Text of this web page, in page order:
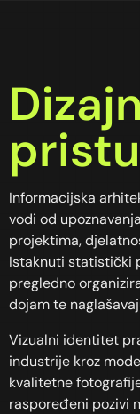
Informacijska
vodi od
projektima,
Istaknuti statistički
pregledno
dojam te
Vizualni identitet
industrije kroz
kvalitetne
raspoređeni pozivi